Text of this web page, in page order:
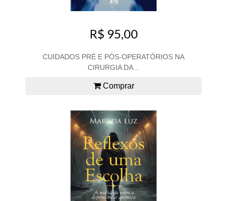
R$ 95,00
CUIDADOS PRÉ E PÓS-OPERATÓRIOS NA
CIRURGIA DA...
Comprar